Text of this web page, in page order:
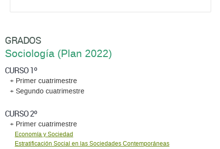
GRADOS
Sociología (Plan 2022)
CURSO 1º
+ Primer cuatrimestre
+ Segundo cuatrimestre
CURSO 2º
+ Primer cuatrimestre
Economía y Sociedad
Estratificación Social en las Sociedades Contemporáneas